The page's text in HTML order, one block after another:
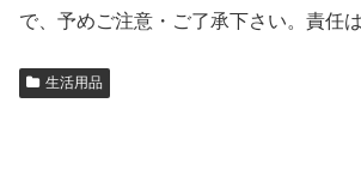
で、予めご注意・ご了承下さい。責任
生活用品